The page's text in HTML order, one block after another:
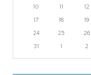
10
11 12
17
18 19
24
25 26
31
1 2